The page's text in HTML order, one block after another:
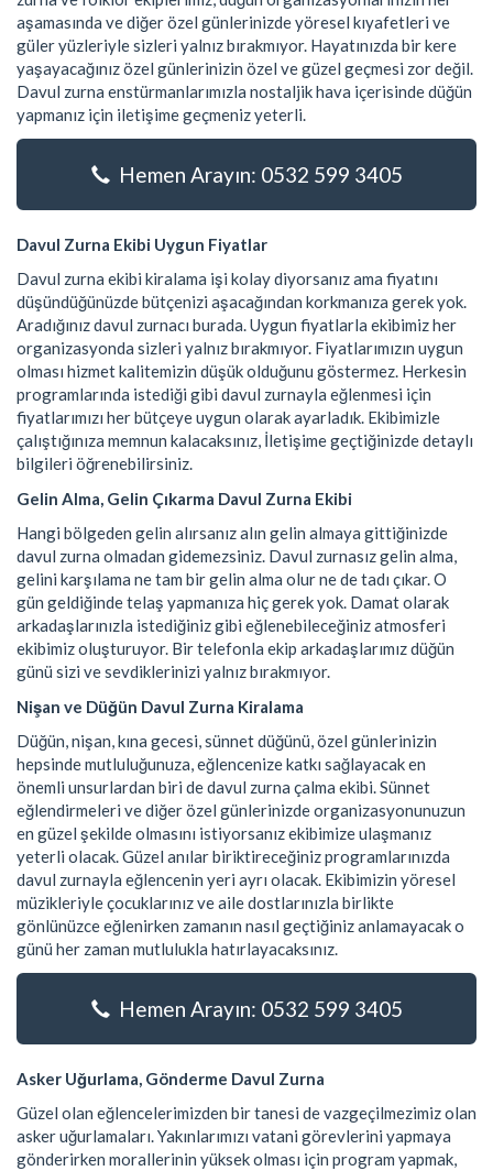
aşamasında ve diğer özel günlerinizde yöresel kıyafetleri ve
güler yüzleriyle sizleri yalnız bırakmıyor. Hayatınızda bir kere
yaşayacağınız özel günlerinizin özel ve güzel geçmesi zor değil.
Davul zurna enstürmanlarımızla nostaljik hava içerisinde düğün
yapmanız için iletişime geçmeniz yeterli.
Hemen Arayın: 0532 599 3405
Davul Zurna Ekibi Uygun Fiyatlar
Davul zurna ekibi kiralama işi kolay diyorsanız ama fiyatını
düşündüğünüzde bütçenizi aşacağından korkmanıza gerek yok.
Aradığınız davul zurnacı burada. Uygun fiyatlarla ekibimiz her
organizasyonda sizleri yalnız bırakmıyor. Fiyatlarımızın uygun
olması hizmet kalitemizin düşük olduğunu göstermez. Herkesin
programlarında istediği gibi davul zurnayla eğlenmesi için
fiyatlarımızı her bütçeye uygun olarak ayarladık. Ekibimizle
çalıştığınıza memnun kalacaksınız, İletişime geçtiğinizde detaylı
bilgileri öğrenebilirsiniz.
Gelin Alma, Gelin Çıkarma Davul Zurna Ekibi
Hangi bölgeden gelin alırsanız alın gelin almaya gittiğinizde
davul zurna olmadan gidemezsiniz. Davul zurnasız gelin alma,
gelini karşılama ne tam bir gelin alma olur ne de tadı çıkar. O
gün geldiğinde telaş yapmanıza hiç gerek yok. Damat olarak
arkadaşlarınızla istediğiniz gibi eğlenebileceğiniz atmosferi
ekibimiz oluşturuyor. Bir telefonla ekip arkadaşlarımız düğün
günü sizi ve sevdiklerinizi yalnız bırakmıyor.
Nişan ve Düğün Davul Zurna Kiralama
Düğün, nişan, kına gecesi, sünnet düğünü, özel günlerinizin
hepsinde mutluluğunuza, eğlencenize katkı sağlayacak en
önemli unsurlardan biri de davul zurna çalma ekibi. Sünnet
eğlendirmeleri ve diğer özel günlerinizde organizasyonunuzun
en güzel şekilde olmasını istiyorsanız ekibimize ulaşmanız
yeterli olacak. Güzel anılar biriktireceğiniz programlarınızda
davul zurnayla eğlencenin yeri ayrı olacak. Ekibimizin yöresel
müzikleriyle çocuklarınız ve aile dostlarınızla birlikte
gönlünüzce eğlenirken zamanın nasıl geçtiğiniz anlamayacak o
günü her zaman mutlulukla hatırlayacaksınız.
Hemen Arayın: 0532 599 3405
Asker Uğurlama, Gönderme Davul Zurna
Güzel olan eğlencelerimizden bir tanesi de vazgeçilmezimiz olan
asker uğurlamaları. Yakınlarımızı vatani görevlerini yapmaya
gönderirken morallerinin yüksek olması için program yapmak,